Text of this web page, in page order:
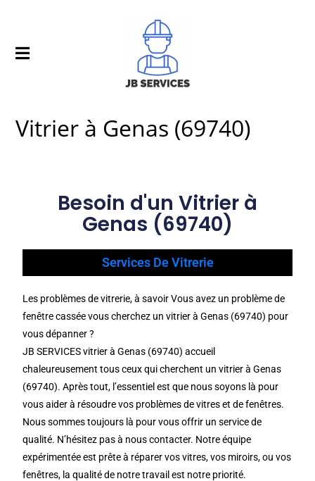
Vitrier à Genas (69740)
Besoin d'un Vitrier à
Genas (69740)
Services De Vitrerie
Les problèmes de vitrerie, à savoir Vous avez un problème de
fenêtre cassée vous cherchez un vitrier à Genas (69740) pour
vous dépanner ?
JB SERVICES vitrier à Genas (69740) accueil
chaleureusement tous ceux qui cherchent un vitrier à Genas
(69740). Après tout, l’essentiel est que nous soyons là pour
vous aider à résoudre vos problèmes de vitres et de fenêtres.
Nous sommes toujours là pour vous offrir un service de
qualité. N’hésitez pas à nous contacter. Notre équipe
expérimentée est prête à réparer vos vitres, vos miroirs, ou vos
fenêtres, la qualité de notre travail est notre priorité.